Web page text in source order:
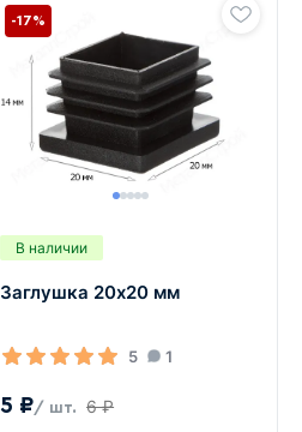
В наличии
Заглушка 20х20 мм
5 1
5 ₽/ шт. 6 ₽
-17%